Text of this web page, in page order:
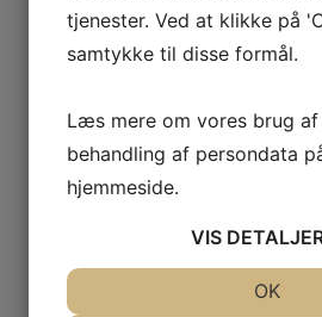
Mix Fitness
Din e-mailadresse vil ikke blive publiceret.
tjenester. Ved at klikke på
samtykke til disse formål.
Læs mere om vores brug
behandling af persondata
hjemmeside.
VIS
OK